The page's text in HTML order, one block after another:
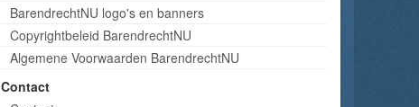
BarendrechtNU logo's en banners
Copyrightbeleid BarendrechtNU
Algemene Voorwaarden BarendrechtNU
Contact